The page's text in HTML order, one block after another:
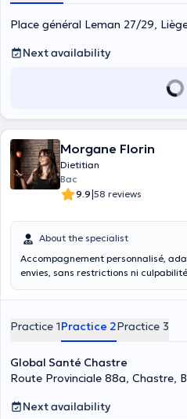
Place général Leman 27/29,
Next availability
Morgane Florin
Dietitian
Bac
9.9|58 reviews
About the specialist
Accompagnement personnalisé,
envies, sans restrictions ni
Practice 1Practice 2Practice 3
Global Santé Chastre
Route Provinciale 88a, Chastre,
Next availability